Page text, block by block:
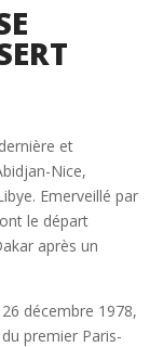
et
Nice,
Emerveillé par
le départ
après un
décembre 1978,
premier Paris-